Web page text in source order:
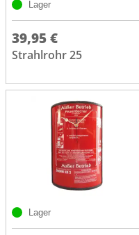
Lager
39,95 €
Strahlrohr 25
Lager